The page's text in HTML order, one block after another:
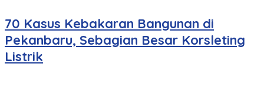
70 Kasus Kebakaran Bangunan di
Pekanbaru, Sebagian Besar Korsleting
Listrik